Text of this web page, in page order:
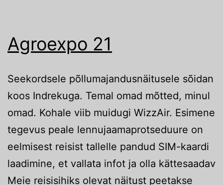
Agroexpo 21
Seekordsele põllumajandusnäitusele sõidan
koos Indrekuga. Temal omad mõtted, minul
omad. Kohale viib muidugi WizzAir. Esimene
tegevus peale lennujaamaprotseduure on
eelmisest reisist tallelle pandud SIM-kaardi
laadimine, et vallata infot ja olla kättesaadav
Meie reisisihiks olevat näitust peetakse